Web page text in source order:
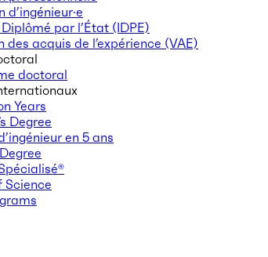
d’ingénieur·e
par l’État (IDPE)
des acquis de l’expérience (VAE)
doctoral
Years
Degree
en 5 ans
Science